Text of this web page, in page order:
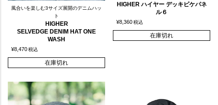
風合いを楽しむ3サイズ展開のデニムハッ
ト
HIGHER
SELVEDGE DENIM HAT ONE
WASH
¥8,470税込
在庫切れ
HIGHER ハイヤー デッキピケパネ
ル６
¥8,360税込
在庫切れ